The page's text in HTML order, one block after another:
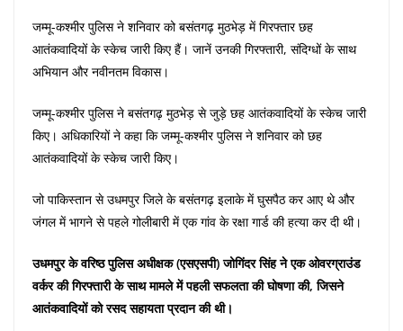
जम्मू-कश्मीर पुलिस ने शनिवार को बसंतगढ़ मुठभेड़ में गिरफ्तार छह
आतंकवादियों के स्केच जारी किए हैं। जानें उनकी गिरफ्तारी, संदिग्धों के साथ
अभियान और नवीनतम विकास।
जम्मू-कश्मीर पुलिस ने बसंतगढ़ मुठभेड़ से जुड़े छह आतंकवादियों के स्केच जारी
किए। अधिकारियों ने कहा कि जम्मू-कश्मीर पुलिस ने शनिवार को छह
आतंकवादियों के स्केच जारी किए।
जो पाकिस्तान से उधमपुर जिले के बसंतगढ़ इलाके में घुसपैठ कर आए थे और
जंगल में भागने से पहले गोलीबारी में एक गांव के रक्षा गार्ड की हत्या कर दी थी।
उधमपुर के वरिष्ठ पुलिस अधीक्षक (एसएसपी) जोगिंदर सिंह ने एक ओवरग्राउंड
वर्कर की गिरफ्तारी के साथ मामले में पहली सफलता की घोषणा की, जिसने
आतंकवादियों को रसद सहायता प्रदान की थी।